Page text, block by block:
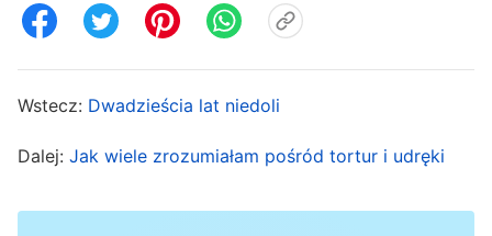
na nadgarstkach. Kiedy skończyli, wciągnęli do
kompletnym nieładzie. Ją też zawiesili na
żelaznej bramie. Gdy naczelnik Zhu zobaczył
Wstecz: Dwadzieścia lat niedoli
Dalej: Jak wiele zrozumiałam pośród tortur i udręki